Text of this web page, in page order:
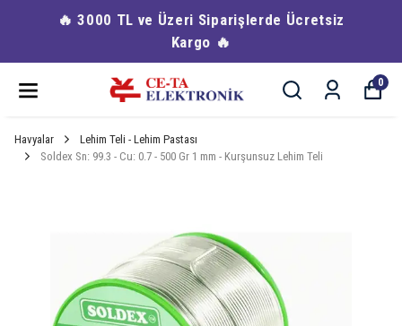
🔥 3000 TL ve Üzeri Siparişlerde Ücretsiz
Kargo 🔥
0
Havyalar
Lehim Teli - Lehim Pastası
Soldex Sn: 99.3 - Cu: 0.7 - 500 Gr 1 mm - Kurşunsuz Lehim Teli